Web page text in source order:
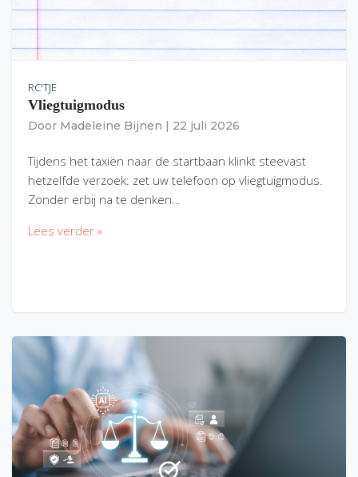
RC'TJE
Vliegtuigmodus
Door Madeleine Bijnen 22 juli 2026
Tijdens het taxiën naar de startbaan klinkt steevast
hetzelfde verzoek: zet uw telefoon op vliegtuigmodus.
Zonder erbij na te denken…
Lees verder »